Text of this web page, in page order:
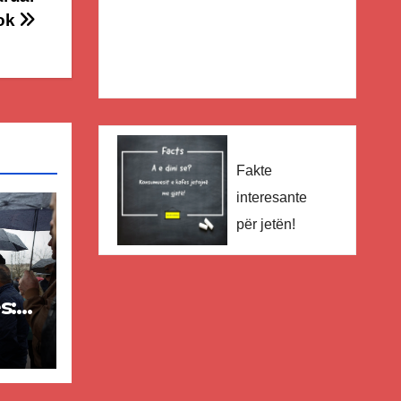
Fakte
interesante
për jetën!